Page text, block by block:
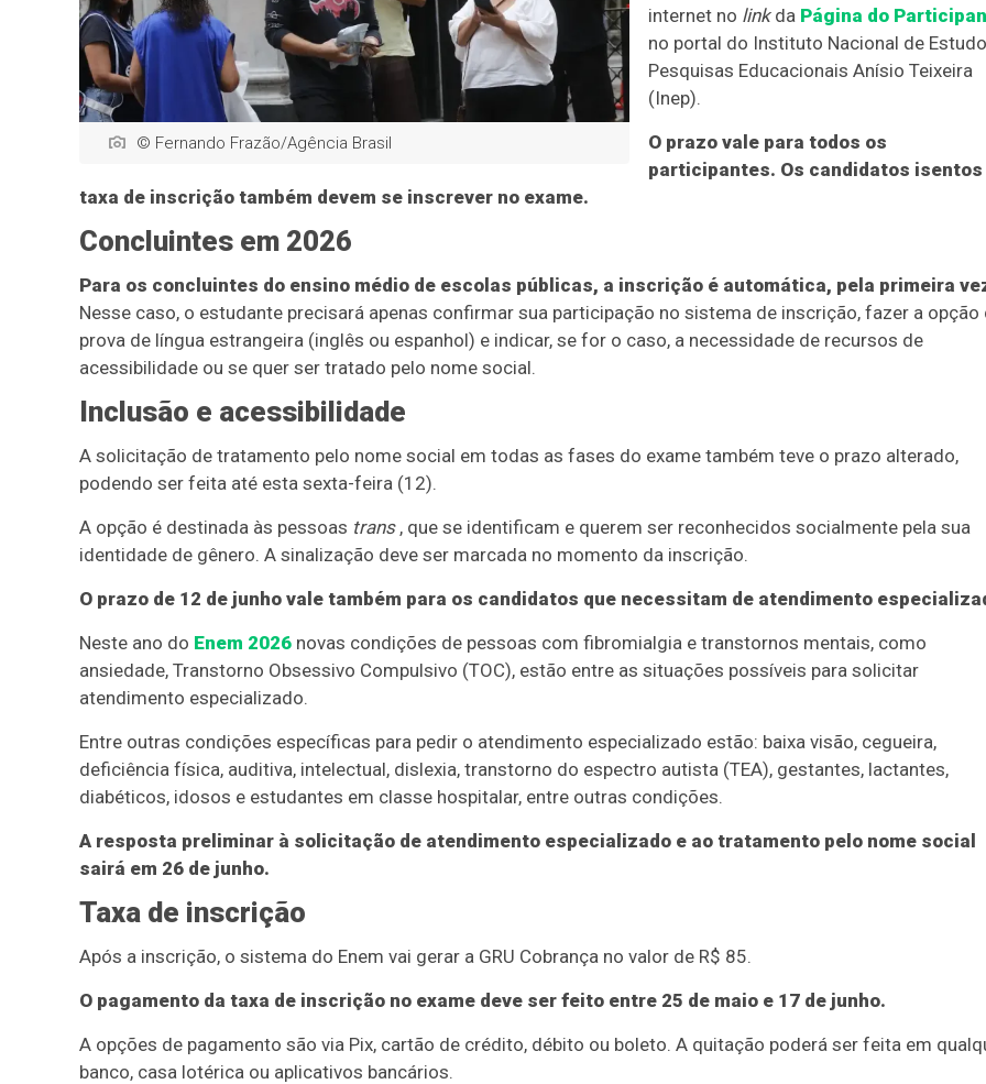
© Fernando Frazão/Agência Brasil
internet no linkda Página do
no portal do Instituto Nacional de
Pesquisas Educacionais Anísio Teixeira
(Inep).
O prazo vale para todos os
participantes. Os candidatos isentos
taxa de inscrição também devem se inscrever no exame.
Concluintes em 2026
Para os concluintes do ensino médio de escolas públicas, a inscrição é automática, pela primeira
Nesse caso, o estudante precisará apenas confirmar sua participação no sistema de inscrição, fazer a opção
prova de língua estrangeira (inglês ou espanhol) e indicar, se for o caso, a necessidade de recursos de
acessibilidade ou se quer ser tratado pelo nome social.
Inclusão e acessibilidade
A solicitação de tratamento pelo nome social em todas as fases do exame também teve o prazo alterado,
podendo ser feita até esta sexta-feira (12).
A opção é destinada às pessoas trans, que se identificam e querem ser reconhecidos socialmente pela sua
identidade de gênero. A sinalização deve ser marcada no momento da inscrição.
O prazo de 12 de junho vale também para os candidatos que necessitam de atendimento
Neste ano do Enem 2026 novas condições de pessoas com fibromialgia e transtornos mentais, como
ansiedade, Transtorno Obsessivo Compulsivo (TOC), estão entre as situações possíveis para solicitar
atendimento especializado.
Entre outras condições específicas para pedir o atendimento especializado estão: baixa visão, cegueira,
deficiência física, auditiva, intelectual, dislexia, transtorno do espectro autista (TEA), gestantes, lactantes,
diabéticos, idosos e estudantes em classe hospitalar, entre outras condições.
A resposta preliminar à solicitação de atendimento especializado e ao tratamento pelo nome social
sairá em 26 de junho.
Taxa de inscrição
Após a inscrição, o sistema do Enem vai gerar a GRU Cobrança no valor de R$ 85.
O pagamento da taxa de inscrição no exame deve ser feito entre 25 de maio e 17 de junho.
A opções de pagamento são via Pix, cartão de crédito, débito ou boleto. A quitação poderá ser feita em
banco, casa lotérica ou aplicativos bancários.